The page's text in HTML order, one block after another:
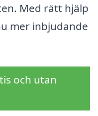
Med rätt hjälp
mer inbjudande
och utan